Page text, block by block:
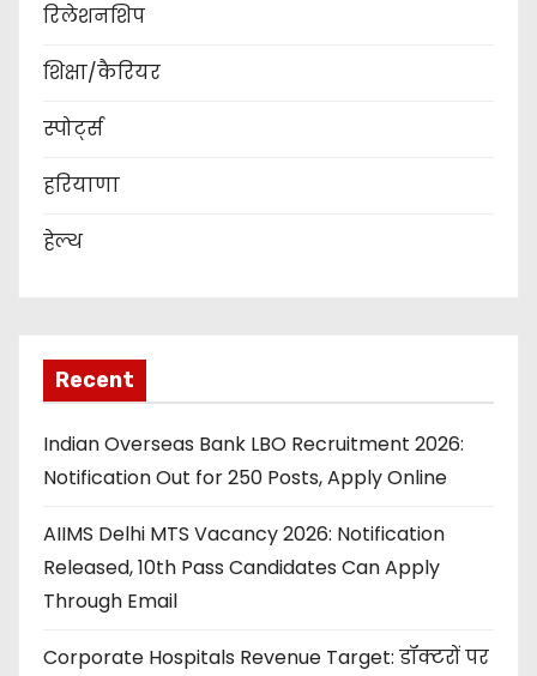
रिलेशनशिप
शिक्षा/कैरियर
स्पोर्ट्स
हरियाणा
हेल्थ
Recent
Indian Overseas Bank LBO Recruitment 2026:
Notification Out for 250 Posts, Apply Online
AIIMS Delhi MTS Vacancy 2026: Notification
Released, 10th Pass Candidates Can Apply
Through Email
Corporate Hospitals Revenue Target: डॉक्टरों पर